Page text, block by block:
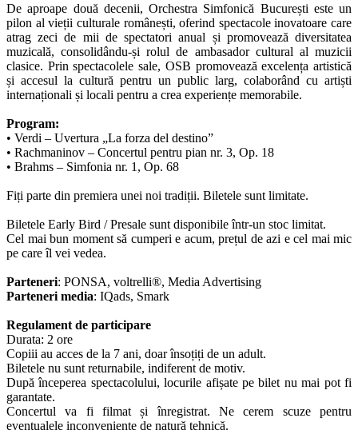
De aproape două decenii, Orchestra Simfonică București este un
pilon al vieții culturale românești, oferind spectacole inovatoare care
atrag zeci de mii de spectatori anual și promovează diversitatea
muzicală, consolidându-și rolul de ambasador cultural al muzicii
clasice. Prin spectacolele sale, OSB promovează excelența artistică
și accesul la cultură pentru un public larg, colaborând cu artiști
internaționali și locali pentru a crea experiențe memorabile.
Program:
• Verdi – Uvertura „La forza del destino”
• Rachmaninov – Concertul pentru pian nr. 3, Op. 18
• Brahms – Simfonia nr. 1, Op. 68
Fiți parte din premiera unei noi tradiții. Biletele sunt limitate.
Biletele Early Bird / Presale sunt disponibile într-un stoc limitat.
Cel mai bun moment să cumperi e acum, prețul de azi e cel mai mic
pe care îl vei vedea.
Parteneri: PONSA, voltrelli®, Media Advertising
Parteneri media: IQads, Smark
Regulament de participare
Durata: 2 ore
Copiii au acces de la 7 ani, doar însoțiți de un adult.
Biletele nu sunt returnabile, indiferent de motiv.
După începerea spectacolului, locurile afișate pe bilet nu mai pot fi
garantate.
Concertul va fi filmat și înregistrat. Ne cerem scuze pentru
eventualele inconveniente de natură tehnică.